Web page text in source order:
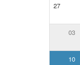
27
03
10